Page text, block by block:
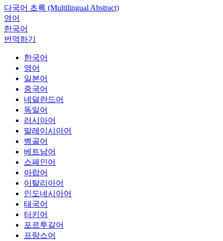
다국어 초록 (Multilingual Abstract)
영어
한국어
번역하기
한국어
영어
일본어
중국어
네덜란드어
독일어
러시아어
말레이시아어
벵골어
베트남어
스페인어
아랍어
이탈리아어
인도네시아어
태국어
터키어
포르투갈어
프랑스어